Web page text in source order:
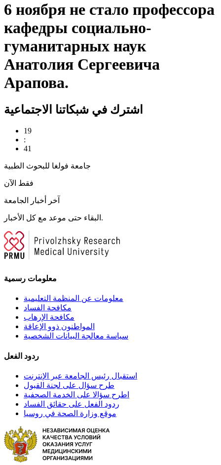
6 ноября не стало профессора
кафедры социально-
гуманитарных наук
Анатолия Сергеевича
Арапова.
اشترك في شبكاتنا الاجتماعية
19
:
41
جامعة فولغا للبحوث الطبية
فقط الآن
آخر أخبار الجامعة
البقاء حتى موعد مع كل الأخبار.
معلومات رسمية
معلومات عن المنظمة التعليمية
مكافحة الفساد
مكافحة الإرهاب
المواطنون ذوو الإعاقة
سياسة معالجة البيانات الشخصية
ردود الفعل
استقبال رئيس الجامعة عبر الإنترنت
طرح سؤال على لجنة القبول
اطرح سؤالا على الخدمة الصحفية
ردود الفعل على حقائق الفساد
موقع وزارة الصحة في روسيا